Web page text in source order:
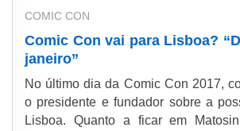
COMIC CON
Comic Con vai para Lisboa?
janeiro”
No último dia da Comic Con 2017,
o presidente e fundador sobre a
Lisboa. Quanto a ficar em